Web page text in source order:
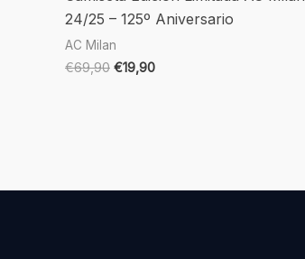
24/25 – 125º Aniversario
AC Milan
€69,90 €19,90